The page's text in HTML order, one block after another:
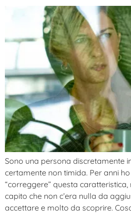
Sono una persona discretamente
certamente non timida. Per anni
“correggere” questa
capito che non c’era nulla da
accettare e molto da scoprire.